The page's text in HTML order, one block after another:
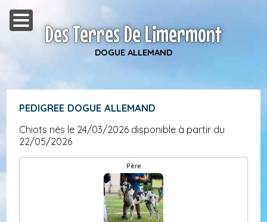
Des Terres De Limermont
DOGUE ALLEMAND
PEDIGREE DOGUE ALLEMAND
Chiots nés le 24/03/2026 disponible à partir du
22/05/2026
Père